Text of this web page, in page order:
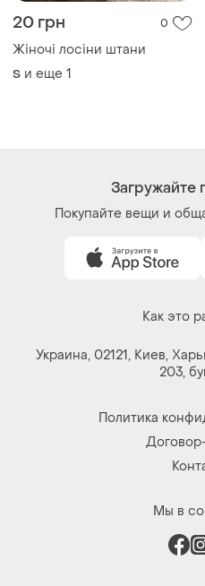
20 грн 0
Жіночі лосіни штани
S и еще 1
Загружайте
Покупайте вещи и
Как это
Украина, 02121, Киев,
203,
Политика
Мы в